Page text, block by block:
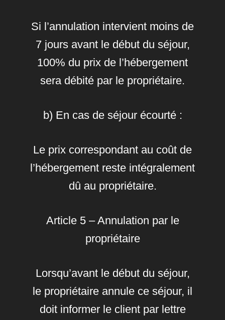
Si l’annulation intervient moins de
7 jours avant le début du séjour,
100% du prix de l’hébergement
sera débité par le propriétaire.
b) En cas de séjour écourté :
Le prix correspondant au coût de
l’hébergement reste intégralement
dû au propriétaire.
Article 5 – Annulation par le
propriétaire
Lorsqu’avant le début du séjour,
le propriétaire annule ce séjour, il
doit informer le client par lettre